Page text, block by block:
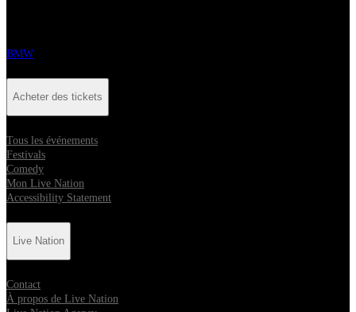
BMW
Acheter des tickets
Tous les événements
Festivals
Comedy
Mon Live Nation
Accessibility Statement
Live Nation
Contact
À propos de Live Nation